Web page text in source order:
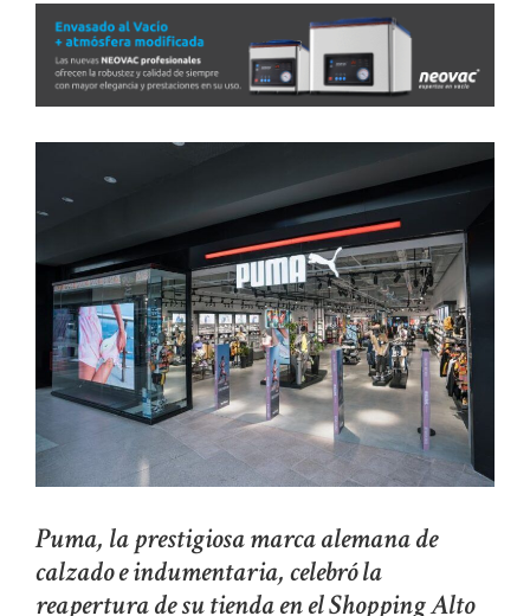
Puma, la prestigiosa marca alemana de
calzado e indumentaria, celebró la
reapertura de su tienda en el Shopping Alto